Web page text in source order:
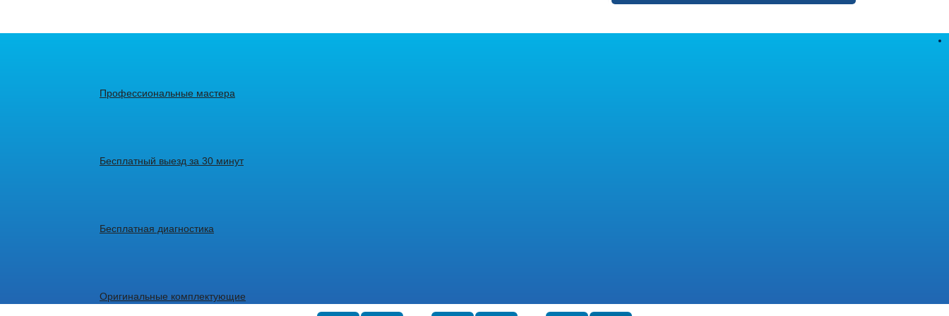
Профессиональные мастера
Бесплатный выезд за 30 минут
Бесплатная диагностика
Оригинальные комплектующие